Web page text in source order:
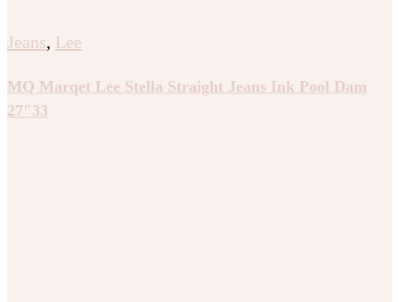
Jeans, Lee
MQ Marqet Lee Stella Straight Jeans Ink Pool Dam
27″33